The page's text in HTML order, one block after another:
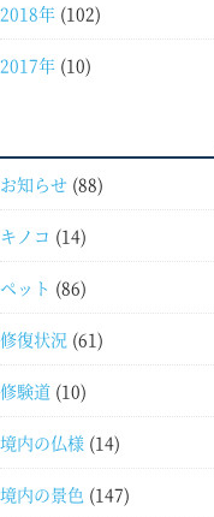
2018年 (102)
2017年 (10)
お知らせ (88)
キノコ (14)
ペット (86)
修復状況 (61)
修験道 (10)
境内の仏様 (14)
境内の景色 (147)